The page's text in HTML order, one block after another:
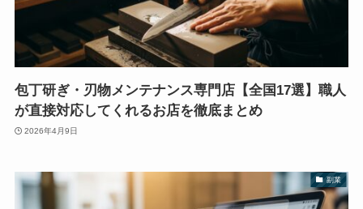
包丁研ぎ・刃物メンテナンス専門店【全国17選】職人
が直接対応してくれるお店を徹底まとめ
2026年4月9日
副業